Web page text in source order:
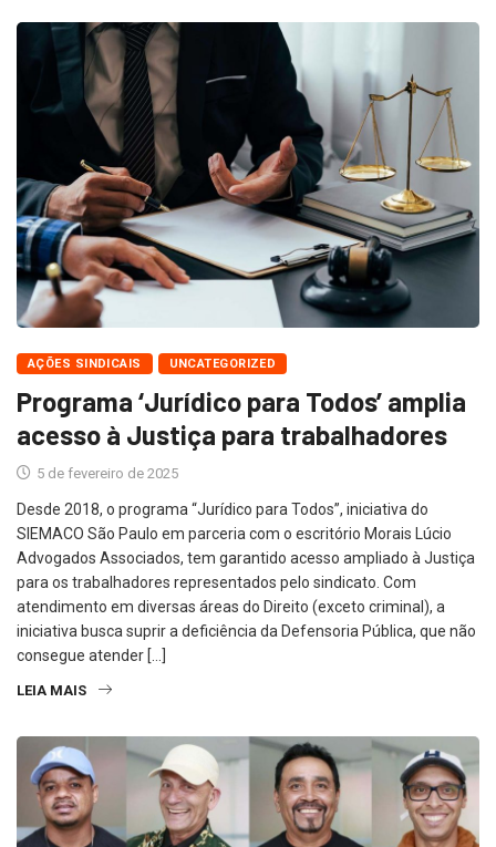
AÇÕES SINDICAIS UNCATEGORIZED
Programa ‘Jurídico para Todos’ amplia
acesso à Justiça para trabalhadores
5 de fevereiro de 2025
Desde 2018, o programa “Jurídico para Todos”, iniciativa do
SIEMACO São Paulo em parceria com o escritório Morais Lúcio
Advogados Associados, tem garantido acesso ampliado à Justiça
para os trabalhadores representados pelo sindicato. Com
atendimento em diversas áreas do Direito (exceto criminal), a
iniciativa busca suprir a deficiência da Defensoria Pública, que não
consegue atender […]
LEIA MAIS